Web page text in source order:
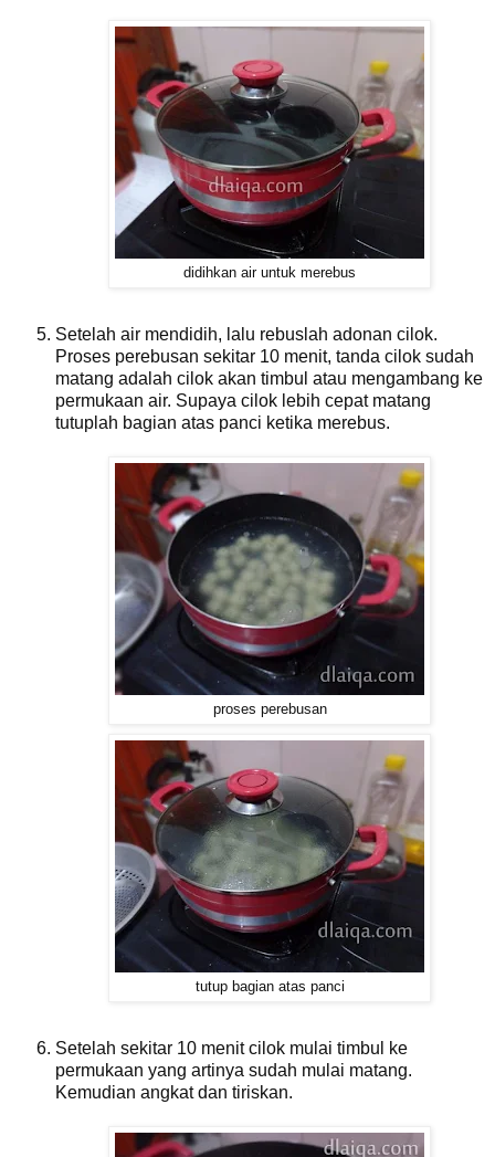
didihkan air untuk merebus
Setelah air mendidih, lalu rebuslah adonan cilok.
Proses perebusan sekitar 10 menit, tanda cilok sudah
matang adalah cilok akan timbul atau mengambang ke
permukaan air. Supaya cilok lebih cepat matang
tutuplah bagian atas panci ketika merebus.
proses perebusan
tutup bagian atas panci
Setelah sekitar 10 menit cilok mulai timbul ke
permukaan yang artinya sudah mulai matang.
Kemudian angkat dan tiriskan.